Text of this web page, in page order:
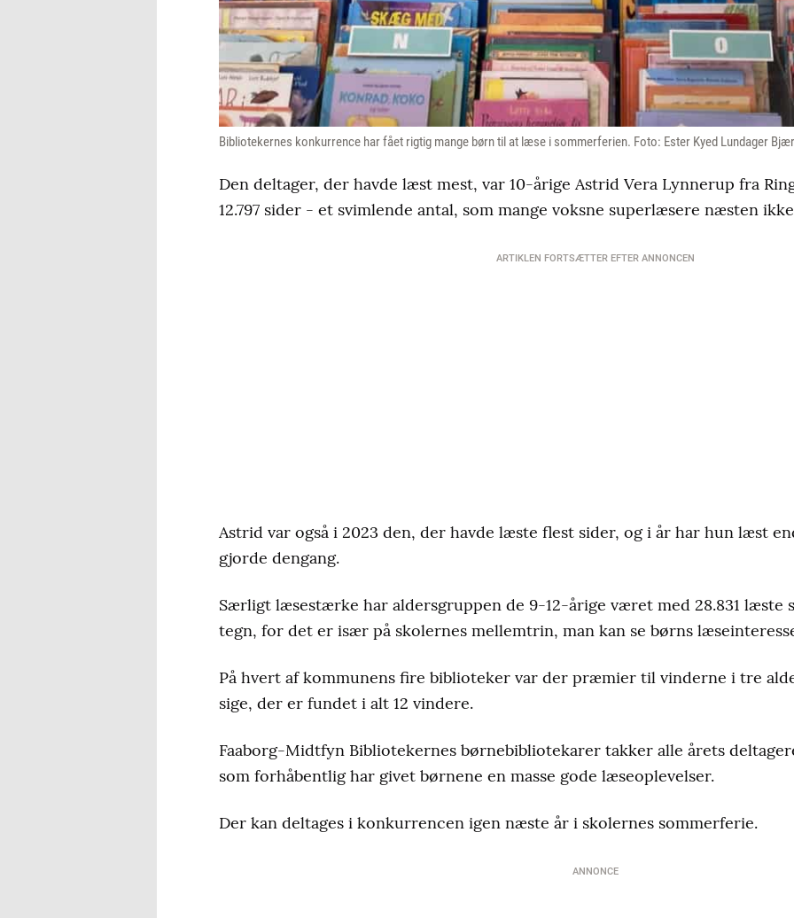
Bibliotekernes konkurrence har fået rigtig mange børn til at læse i sommerferien. Foto: Ester Kyed Lundager
Den deltager, der havde læst mest, var 10-årige Astrid Vera Lynnerup fra
12.797 sider - et svimlende antal, som mange voksne superlæsere næsten
ARTIKLEN FORTSÆTTER EFTER ANNONCEN
Astrid var også i 2023 den, der havde læste flest sider, og i år har hun læst
gjorde dengang.
Særligt læsestærke har aldersgruppen de 9-12-årige været med 28.831 læste
tegn, for det er især på skolernes mellemtrin, man kan se børns
På hvert af kommunens fire biblioteker var der præmier til vinderne i tre
sige, der er fundet i alt 12 vindere.
Faaborg-Midtfyn Bibliotekernes børnebibliotekarer takker alle årets
som forhåbentlig har givet børnene en masse gode læseoplevelser.
Der kan deltages i konkurrencen igen næste år i skolernes sommerferie.
ANNONCE